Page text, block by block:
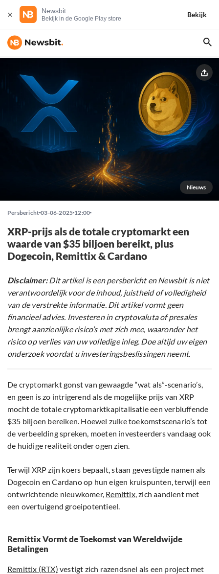
Newsbit
Bekijk in de Google Play store
Bekijk
Nieuws
Persbericht 03-06-2025 12:00
XRP-prijs als de totale cryptomarkt een
waarde van $35 biljoen bereikt, plus
Dogecoin, Remittix & Cardano
Disclaimer:Dit artikel is een persbericht en Newsbit is niet
verantwoordelijk voor de inhoud, juistheid of volledigheid
van de verstrekte informatie. Dit artikel vormt geen
financieel advies. Investeren in cryptovaluta of presales
brengt aanzienlijke risico’s met zich mee, waaronder het
risico op verlies van uw volledige inleg. Doe altijd uw eigen
onderzoek voordat u investeringsbeslissingen neemt.
De cryptomarkt gonst van gewaagde “wat als”-scenario’s,
en geen is zo intrigerend als de mogelijke prijs van XRP
mocht de totale cryptomarktkapitalisatie een verbluffende
$35 biljoen bereiken. Hoewel zulke toekomstscenario’s tot
de verbeelding spreken, moeten investeerders vandaag ook
de huidige realiteit onder ogen zien.
Terwijl XRP zijn koers bepaalt, staan gevestigde namen als
Dogecoin en Cardano op hun eigen kruispunten, terwijl een
ontwrichtende nieuwkomer, Remittix, zich aandient met
een overtuigend groeipotentieel.
Remittix Vormt de Toekomst van Wereldwijde
Betalingen
Remittix (RTX) vestigt zich razendsnel als een project met